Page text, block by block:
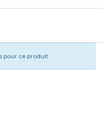
pour ce produit.